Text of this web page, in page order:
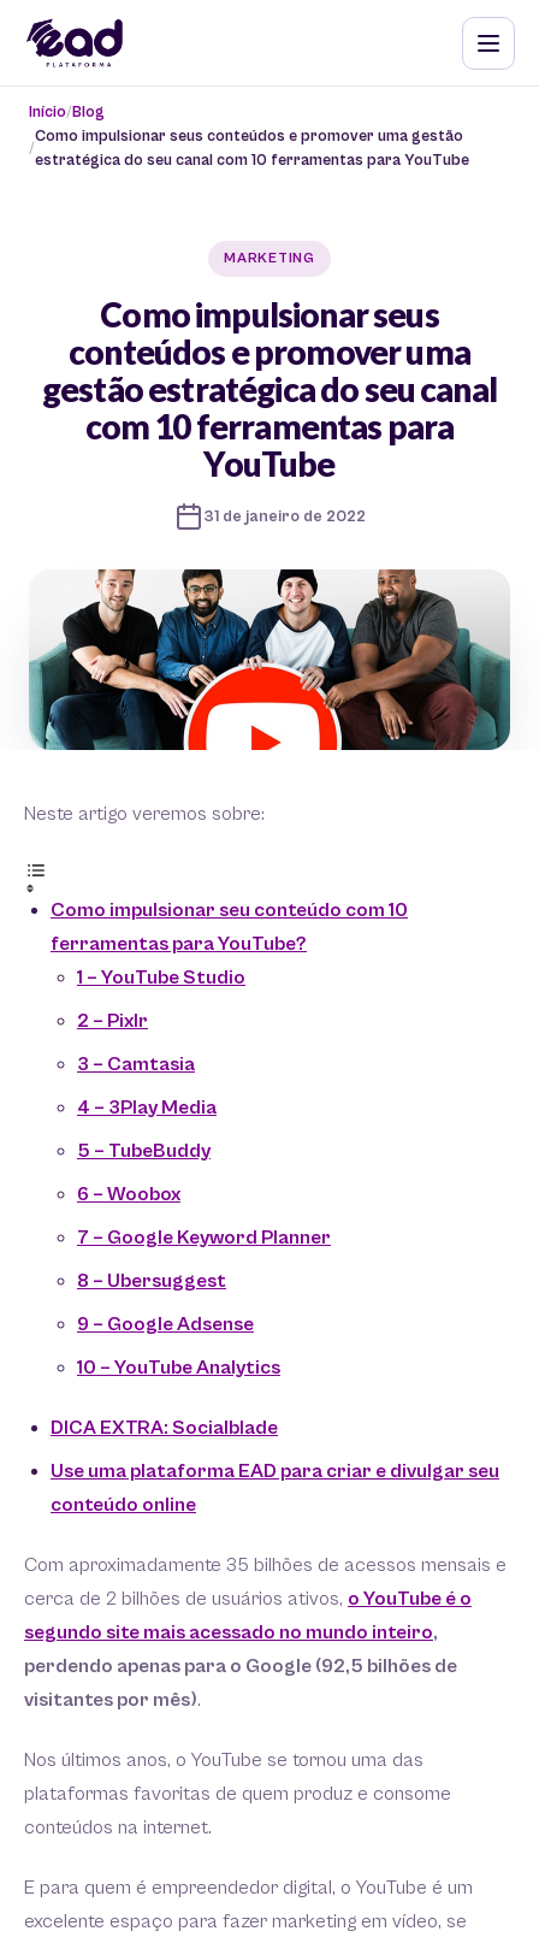
Início Blog
Como impulsionar seus conteúdos e promover uma gestão
estratégica do seu canal com 10 ferramentas para YouTube
MARKETING
Como impulsionar seus
conteúdos e promover uma
gestão estratégica do seu canal
com 10 ferramentas para
YouTube
31 de janeiro de 2022
Neste artigo veremos sobre:
Como impulsionar seu conteúdo com 10
ferramentas para YouTube?
1 – YouTube Studio
2 – Pixlr
3 – Camtasia
4 – 3Play Media
5 – TubeBuddy
6 – Woobox
7 – Google Keyword Planner
8 – Ubersuggest
9 – Google Adsense
10 – YouTube Analytics
DICA EXTRA: Socialblade
Use uma plataforma EAD para criar e divulgar seu
conteúdo online
Com aproximadamente 35 bilhões de acessos mensais e
cerca de 2 bilhões de usuários ativos, o YouTube é o
segundo site mais acessado no mundo inteiro,
perdendo apenas para o Google (92,5 bilhões de
visitantes por mês).
Nos últimos anos, o YouTube se tornou uma das
plataformas favoritas de quem produz e consome
conteúdos na internet.
E para quem é empreendedor digital, o YouTube é um
excelente espaço para fazer marketing em vídeo, se